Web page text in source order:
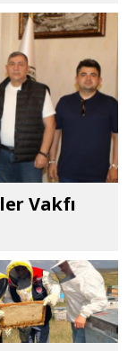
Vakfı